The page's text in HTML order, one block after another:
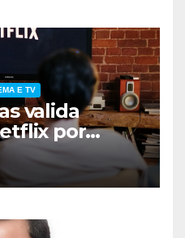
E TV
valida
por
de
residência